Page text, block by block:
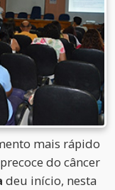
mais rápido
do câncer
deu início, nesta